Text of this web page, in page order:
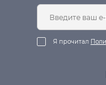
Я прочитал